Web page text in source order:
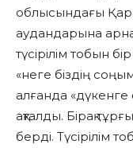
облысындағы
аудандарына
түсірілім тобын
«неге біздің
алғанда
ақталды. Бірақ
берді. Түсірілім